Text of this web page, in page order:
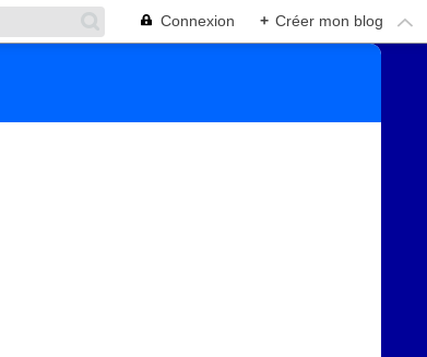
Connexion + Créer mon blog